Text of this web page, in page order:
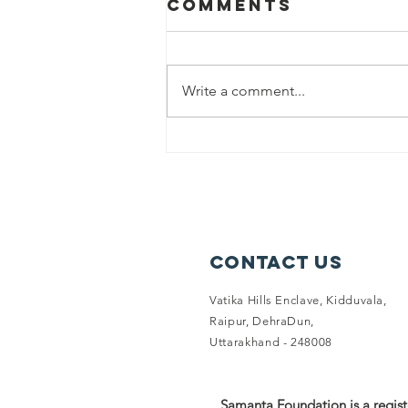
Comments
Write a comment...
Contact Us
Vatika Hills Enclave, Kidduvala,
Raipur, DehraDun,
Uttarakhand - 248008